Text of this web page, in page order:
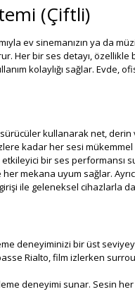
(Çiftli)
ev sinemanızın ya da
Her bir ses detayı,
kolaylığı sağlar.
kullanarak net,
kadar her sesi
bir ses
mekana uyum sağlar.
ile geleneksel
deneyiminizi bir üst
Rialto, film izlerken
deneyimi sunar. Sesin